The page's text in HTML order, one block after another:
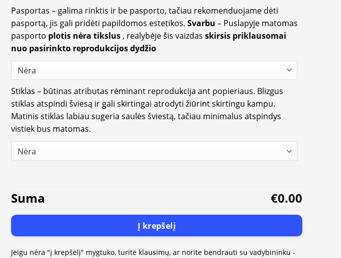
Pasportas – galima rinktis ir be pasporto, tačiau rekomenduojame dėti
pasportą, jis gali pridėti papildomos estetikos. Svarbu – Puslapyje matomas
pasporto plotis nėra tikslus , realybėje šis vaizdas skirsis priklausomai
nuo pasirinkto reprodukcijos dydžio
Stiklas – būtinas atributas rėminant reprodukcija ant popieriaus. Blizgus
stiklas atspindi šviesą ir gali skirtingai atrodyti žiūrint skirtingu kampu.
Matinis stiklas labiau sugeria saulės šviestą, tačiau minimalus atspindys
vistiek bus matomas.
Suma €0.00
Į krepšelį
Jeigu nėra "į krepšelį" mygtuko, turite klausimų, ar norite bendrauti su vadybininku -